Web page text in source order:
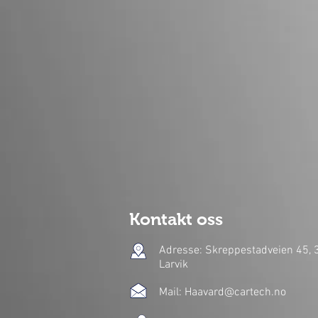
Kontakt oss
Adresse: Skreppestadveien 45,
Larvik
Mail: Haavard@cartech.no